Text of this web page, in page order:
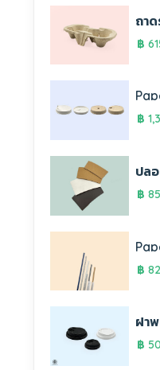
ถา
฿
฿
ปล
฿
฿
ฝา
฿